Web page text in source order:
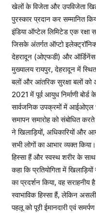
खेलों के विजेता और उपविजेता
पुरस्कार प्रदान कर सम्मानित
इंडिया ऑप्टेल लिमिटेड एक
जिसके अंतर्गत ऑप्टो
देहरादून (ओएफडी) और ऑर्डिनेंस
मुख्यालय रायपुर, देहरादून में
बलों और आंतरिक सुरक्षा बलों को
2021 में पूर्व आयुध निर्माणी बोर्ड
सार्वजनिक उपक्रमों में आईओएल
समापन समारोह को संबोधित
ने खिलाड़ियों, अधिकारियों और
सभी लोगों का आभार व्यक्त
हिस्सा हैं और स्वस्थ शरीर के
कहा कि प्रतियोगिता में
का प्रदर्शन किया, वह
स्वाभाविक हिस्सा हैं, लेकिन
पहलू को पूरी ईमानदारी एवं